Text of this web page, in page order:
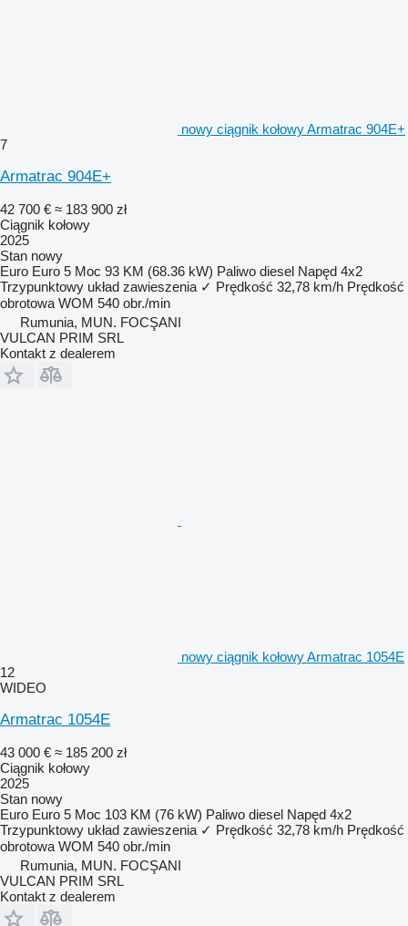
nowy ciągnik kołowy Armatrac 904E+
7
Armatrac 904E+
42 700 € ≈ 183 900 zł
Ciągnik kołowy
2025
Stan nowy
Euro Euro 5 Moc 93 KM (68.36 kW) Paliwo diesel Napęd 4x2
Trzypunktowy układ zawieszenia ✓ Prędkość 32,78 km/h Prędkość
obrotowa WOM 540 obr./min
Rumunia, MUN. FOCŞANI
VULCAN PRIM SRL
Kontakt z dealerem
nowy ciągnik kołowy Armatrac 1054E
12
WIDEO
Armatrac 1054E
43 000 € ≈ 185 200 zł
Ciągnik kołowy
2025
Stan nowy
Euro Euro 5 Moc 103 KM (76 kW) Paliwo diesel Napęd 4x2
Trzypunktowy układ zawieszenia ✓ Prędkość 32,78 km/h Prędkość
obrotowa WOM 540 obr./min
Rumunia, MUN. FOCŞANI
VULCAN PRIM SRL
Kontakt z dealerem